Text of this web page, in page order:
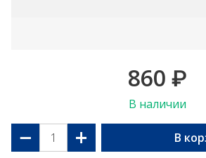
860 ₽
В наличии
− + В